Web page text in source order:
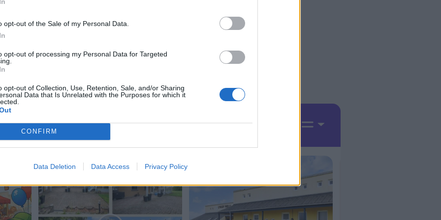
opt-out of the Sale of my Personal Data.
opt-out of processing my Personal Data for Targeted
opt-out of Collection, Use, Retention, Sale, and/or Sharing
Data that Is Unrelated with the Purposes for which it
CONFIRM
Data Deletion Data Access Privacy Policy
i øjeblikket er på barsel, er der
Uggerby Sogn og Bindslev Sogn om
er meget velkomne til babysalmesang